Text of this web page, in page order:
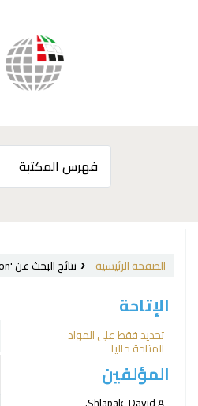
الصفحة الرئيسية نتائج البحث عن 'ccl=au:"Rand Corporation. National Security Research Division." and se:Monograph / Rand Corporation'
الإتاحة
تحديد فقط على المواد
المتاحة حاليا
المؤلفين